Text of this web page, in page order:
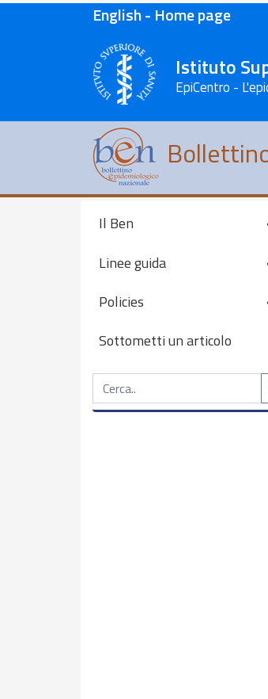
English - Home page
Istituto
EpiCentro -
Il Ben
Linee guida
Policies
Sottometti un articolo